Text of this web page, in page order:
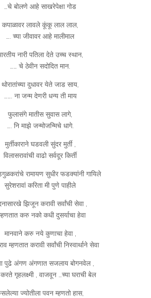
…चे बोलणे आहे साखरेपेक्षा गोड
कपाळावर लावले कूंकू लाल लाल,
…. च्या जीवावर आहे मालीमाल
नारी पतिला देते उच्च स्थान,
…… चे ठेवीन सदोदित मान.
थोरातांच्या दुधावर येते जाड साय,
……. ना जन्म देणरी धन्य ती माय
फुलासंगे मातीस सुवास लागे,
…. नि माझे जन्मोजन्मिचे धागे.
मुर्तीकाराने घडवली सुंदर मुर्ती ,
विलासरावांची वाढो सर्वदूर किर्ती
रामायण सुधीर फडक्यांनी गायिले
सुरेशरावां करिता मी पुणे पाहीले
झिजून करावी सर्वांची सेवा ,
करु नको कधी दुसर्याचा हेवा
मानवाने करु नये कुणाचा हेवा ,
म्हणतात करावी सर्वांची निस्वार्थाने सेवा
पुढे अंगण अंगणात सजलाय बोगनवेल ,
गृहलक्ष्मी , वाजवून …च्या घराची बेल
ज्योतीला पवन म्हणतो हास,